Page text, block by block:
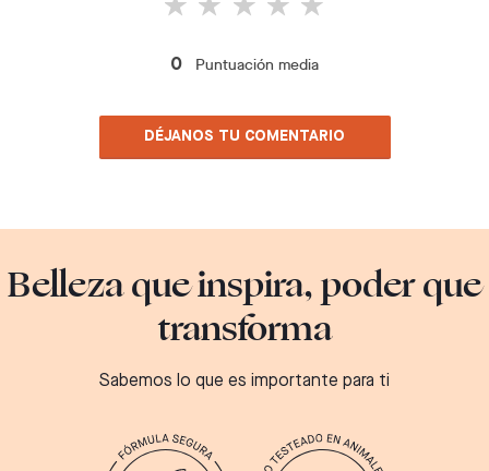
0 Puntuación media
DÉJANOS TU COMENTARIO
Belleza que inspira, poder que
transforma
Sabemos lo que es importante para ti